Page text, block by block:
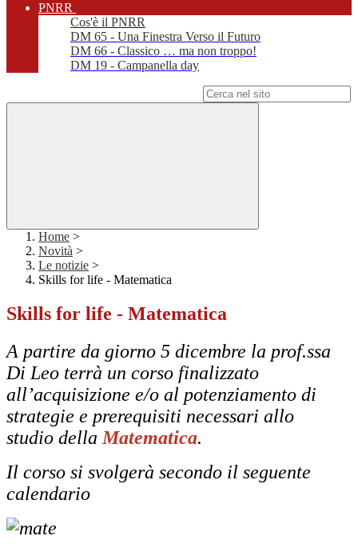
PNRR
Cos'è il PNRR
DM 65 - Una Finestra Verso il Futuro
DM 66 - Classico … ma non troppo!
DM 19 - Campanella day
Home >
Novità >
Le notizie >
Skills for life - Matematica
Skills for life - Matematica
A partire da giorno 5 dicembre la prof.ssa
Di Leo terrà un corso finalizzato
all’acquisizione e/o al potenziamento di
strategie e prerequisiti necessari allo
studio della Matematica.
Il corso si svolgerà secondo il seguente
calendario